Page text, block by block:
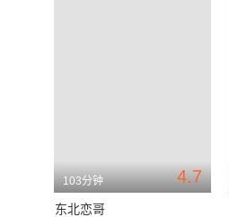
4.7
103分钟
东北恋哥